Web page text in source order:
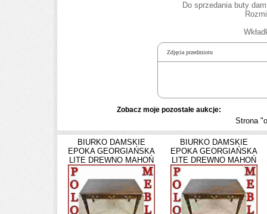
Do sprzedania buty
Zdjęcia przedmiotu
Zobacz moje pozostałe aukcje:
Strona
BIURKO DAMSKIE
EPOKA GEORGIAŃSKA
LITE DREWNO MAHOŃ
BIURKO DAMSKIE
EPOKA GEORGIAŃSKA
LITE DREWNO MAHOŃ